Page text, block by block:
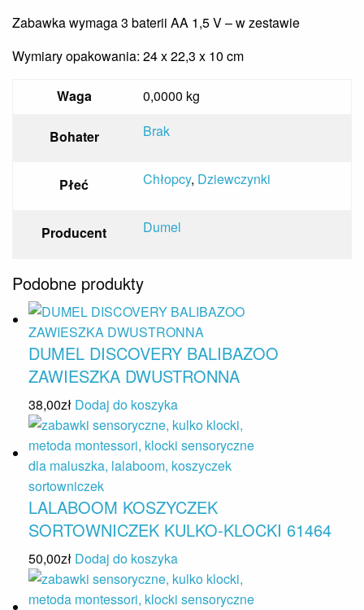
Zabawka wymaga 3 baterii AA 1,5 V – w zestawie
Wymiary opakowania: 24 x 22,3 x 10 cm
Waga 0,0000 kg
Bohater Brak
Płeć Chłopcy, Dziewczynki
Producent Dumel
Podobne produkty
DUMEL DISCOVERY BALIBAZOO
ZAWIESZKA DWUSTRONNA
38,00zł Dodaj do koszyka
LALABOOM KOSZYCZEK
SORTOWNICZEK KULKO-KLOCKI 61464
50,00zł Dodaj do koszyka